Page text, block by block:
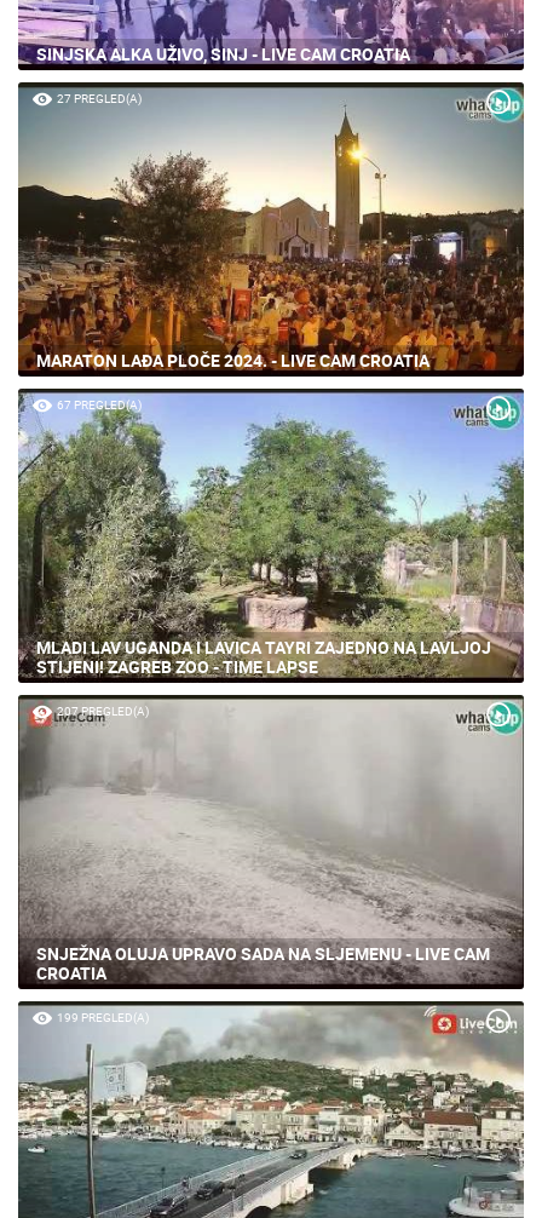
SINJSKA ALKA UŽIVO, SINJ - LIVE CAM CROATIA
27 PREGLED(A)
MARATON LAĐA PLOČE 2024. - LIVE CAM CROATIA
67 PREGLED(A)
MLADI LAV UGANDA I LAVICA TAYRI ZAJEDNO NA LAVLJOJ
STIJENI! ZAGREB ZOO - TIME LAPSE
207 PREGLED(A)
SNJEŽNA OLUJA UPRAVO SADA NA SLJEMENU - LIVE CAM
CROATIA
199 PREGLED(A)